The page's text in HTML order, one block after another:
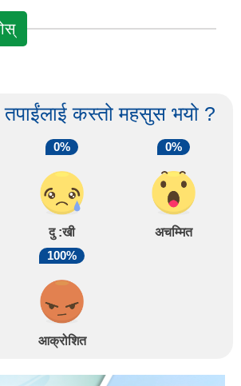
कस्तो महसुस भयो ?
0%
दु :खी
0%
अचम्मित
100%
आक्रोशित